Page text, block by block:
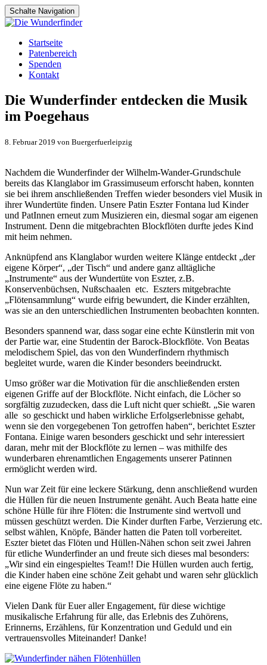
Schalte Navigation
Zum
Inhalt
springen
Startseite
Patenbereich
Spenden
Kontakt
Die Wunderfinder entdecken die Musik
im Poegehaus
8. Februar 2019 von Buergerfuerleipzig
Nachdem die Wunderfinder der Wilhelm-Wander-Grundschule
bereits das Klanglabor im Grassimuseum erforscht haben, konnten
sie bei ihrem anschließenden Treffen wieder besonders viel Musik in
ihrer Wundertüte finden. Unsere Patin Eszter Fontana lud Kinder
und PatInnen erneut zum Musizieren ein, diesmal sogar am eigenen
Instrument. Denn die mitgebrachten Blockflöten durfte jedes Kind
mit heim nehmen.
Anknüpfend ans Klanglabor wurden weitere Klänge entdeckt „der
eigene Körper“, „der Tisch“ und andere ganz alltägliche
„Instrumente“ aus der Wundertüte von Eszter, z.B.
Konservenbüchsen, Nußschaalen etc. Eszters mitgebrachte
„Flötensammlung“ wurde eifrig bewundert, die Kinder erzählten,
was sie an den unterschiedlichen Instrumenten beobachten konnten.
Besonders spannend war, dass sogar eine echte Künstlerin mit von
der Partie war, eine Studentin der Barock-Blockflöte. Von Beatas
melodischem Spiel, das von den Wunderfindern rhythmisch
begleitet wurde, waren die Kinder besonders beeindruckt.
Umso größer war die Motivation für die anschließenden ersten
eigenen Griffe auf der Blockflöte. Nicht einfach, die Löcher so
sorgfältig zuzudecken, dass die Luft nicht quer schießt. „Sie waren
alle so geschickt und haben wirkliche Erfolgserlebnisse gehabt,
wenn sie den vorgegebenen Ton getroffen haben“, berichtet Eszter
Fontana. Einige waren besonders geschickt und sehr interessiert
daran, mehr mit der Blockflöte zu lernen – was mithilfe des
wunderbaren ehrenamtlichen Engagements unserer Patinnen
ermöglicht werden wird.
Nun war Zeit für eine leckere Stärkung, denn anschließend wurden
die Hüllen für die neuen Instrumente genäht. Auch Beata hatte eine
schöne Hülle für ihre Flöten: die Instrumente sind wertvoll und
müssen geschützt werden. Die Kinder durften Farbe, Verzierung etc.
selbst wählen, Knöpfe, Bänder hatten die Paten toll vorbereitet.
Eszter bietet das Flöten und Hüllen-Nähen schon seit zwei Jahren
für etliche Wunderfinder an und freute sich dieses mal besonders:
„Wir sind ein eingespieltes Team!! Die Hüllen wurden auch fertig,
die Kinder haben eine schöne Zeit gehabt und waren sehr glücklich
eine eigene Flöte zu haben.“
Vielen Dank für Euer aller Engagement, für diese wichtige
musikalische Erfahrung für alle, das Erlebnis des Zuhörens,
Erinnerns, Erzählens, für Konzentration und Geduld und ein
vertrauensvolles Miteinander! Danke!